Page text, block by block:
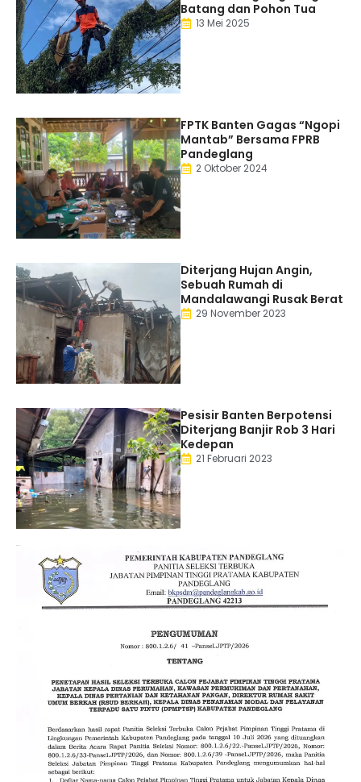
Batang dan Pohon Tua
13 Mei 2025
FPTK Banten Gagas “Ngopi
Mantab” Bersama FPRB
Pandeglang
2 Oktober 2024
Diterjang Hujan Angin,
Sebuah Rumah di
Mandalawangi Rusak Berat
29 November 2023
Pesisir Banten Berpotensi
Diterjang Banjir Rob 3 Hari
Kedepan
21 Februari 2023